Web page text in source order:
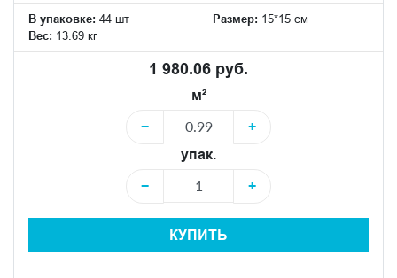
В упаковке: 44 шт Размер: 15*15 см
Вес: 13.69 кг
1 980.06 руб.
м²
−
+
упак.
−
+
КУПИТЬ